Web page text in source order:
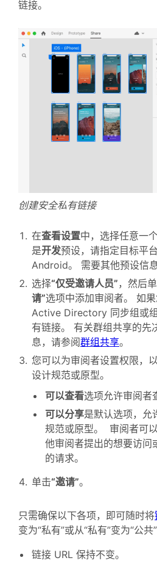
链接。
创建安全私有链接
在查看设置中，选择任意一
是开发预设，请指定目标平
Android。 需要其他预设信
选择“仅受邀请人员”，然后
请”选项中添加审阅者。 如
Active Directory 同步组或
有链接。 有关群组共享的先
息，请参阅群组共享。
您可以为审阅者设置权限，
设计规范或原型。
可以查看选项允许审阅者
可以分享是默认选项，允
规范或原型。 审阅者可
他审阅者提出的想要访问
的请求。
单击“邀请”。
只需确保以下各项，即可随时将
变为“私有”或从“私有”变为“公共”
链接 URL 保持不变。